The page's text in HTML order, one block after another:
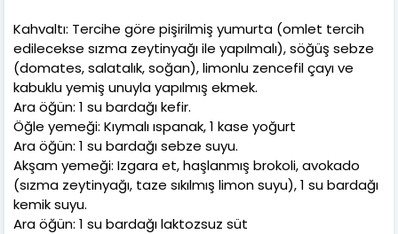
Kahvaltı: Tercihe göre pişirilmiş yumurta (omlet tercih
edilecekse sızma zeytinyağı ile yapılmalı), söğüş sebze
(domates, salatalık, soğan), limonlu zencefil çayı ve
kabuklu yemiş unuyla yapılmış ekmek.
Ara öğün: 1 su bardağı kefir.
Öğle yemeği: Kıymalı ıspanak, 1 kase yoğurt
Ara öğün: 1 su bardağı sebze suyu.
Akşam yemeği: Izgara et, haşlanmış brokoli, avokado
(sızma zeytinyağı, taze sıkılmış limon suyu), 1 su bardağı
kemik suyu.
Ara öğün: 1 su bardağı laktozsuz süt